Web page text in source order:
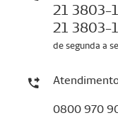
21 3803-
21 3803-
de segunda a
0800 970